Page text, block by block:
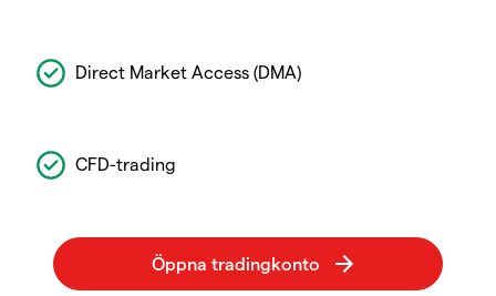
Direct Market Access (DMA)
CFD-trading